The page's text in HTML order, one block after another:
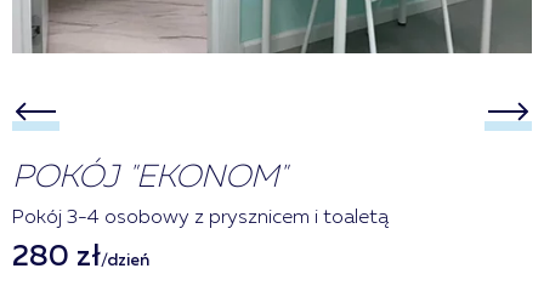
POKÓJ "EKONOM"
Pokój 3-4 osobowy z prysznicem i toaletą
280 zł/dzień